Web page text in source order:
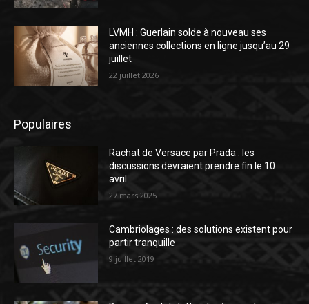
LVMH : Guerlain solde à nouveau ses
anciennes collections en ligne jusqu’au 29
juillet
22 juillet 2026
Populaires
Rachat de Versace par Prada : les
discussions devraient prendre fin le 10
avril
27 mars 2025
Cambriolages : des solutions existent pour
partir tranquille
9 juillet 2019